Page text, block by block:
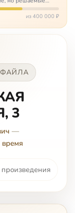
которая ставит
угрожая в
из 400 000 ₽
3
—
произведения